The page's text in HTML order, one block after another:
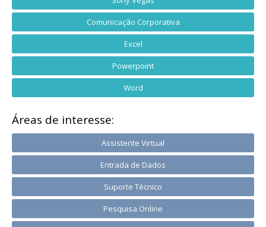
Comunicação Corporativa
Excel
Powerpoint
Word
Áreas de interesse:
Assistente Virtual
Entrada de Dados
Suporte Técnico
Pesquisa Online